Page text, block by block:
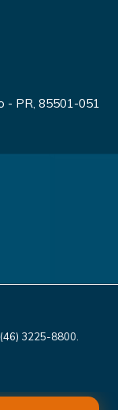
- PR, 85501-051
3225-8800.